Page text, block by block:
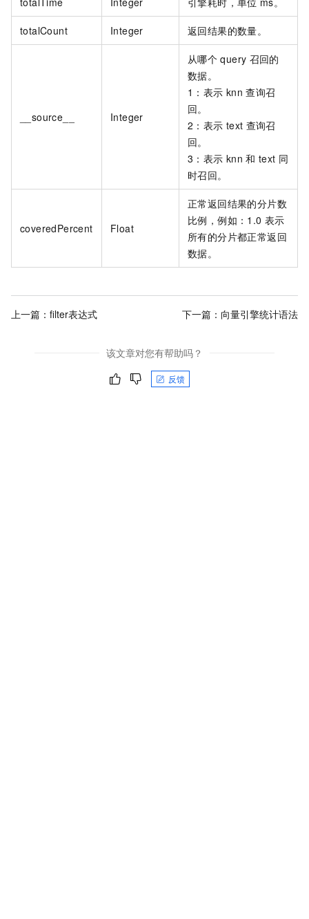
totalCount Integer 返回结果的数量。
__source__ Integer
从哪个 query 召回的
数据。
1：表示 knn 查询召
回。
2：表示 text 查询召
回。
3：表示 knn 和 text 同
时召回。
coveredPercent Float
正常返回结果的分片数
比例，例如：1.0 表示
所有的分片都正常返回
数据。
上一篇： filter表达式 下一篇： 向量引擎统计语法
该文章对您有帮助吗？
反馈